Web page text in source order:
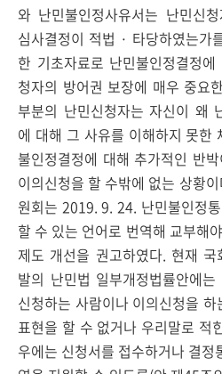
와 난민불인정사유서는 난민신
심사결정이 적법 · 타당하였는가
한 기초자료로 난민불인정결정
청자의 방어권 보장에 매우 중요
부분의 난민신청자는 자신이 왜
에 대해 그 사유를 이해하지 못한
불인정결정에 대해 추가적인 반
이의신청을 할 수밖에 없는 상황
원회는 2019. 9. 24. 난민불인정
할 수 있는 언어로 번역해 교부해
제도 개선을 권고하였다. 현재
발의 난민법 일부개정법률안에
신청하는 사람이나 이의신청을
표현을 할 수 없거나 우리말로 적
우에는 신청서를 접수하거나 결